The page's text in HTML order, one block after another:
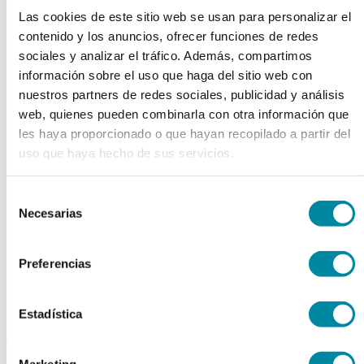
Las cookies de este sitio web se usan para personalizar el
contenido y los anuncios, ofrecer funciones de redes
sociales y analizar el tráfico. Además, compartimos
información sobre el uso que haga del sitio web con
nuestros partners de redes sociales, publicidad y análisis
web, quienes pueden combinarla con otra información que
les haya proporcionado o que hayan recopilado a partir del
uso que haya hecho de sus servicios.
Necesarias
Preferencias
Estadística
chevron_left chevron_right
consigue 15 puntos de fidelización